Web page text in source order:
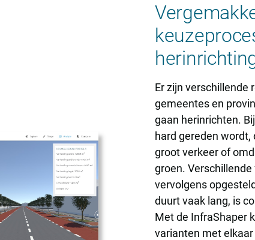
Er zijn verschillende
gemeentes en
gaan herinrichten.
hard gereden
groot verkeer of
groen.
vervolgens
duurt vaak lang, is
Met de InfraShaper
varianten met